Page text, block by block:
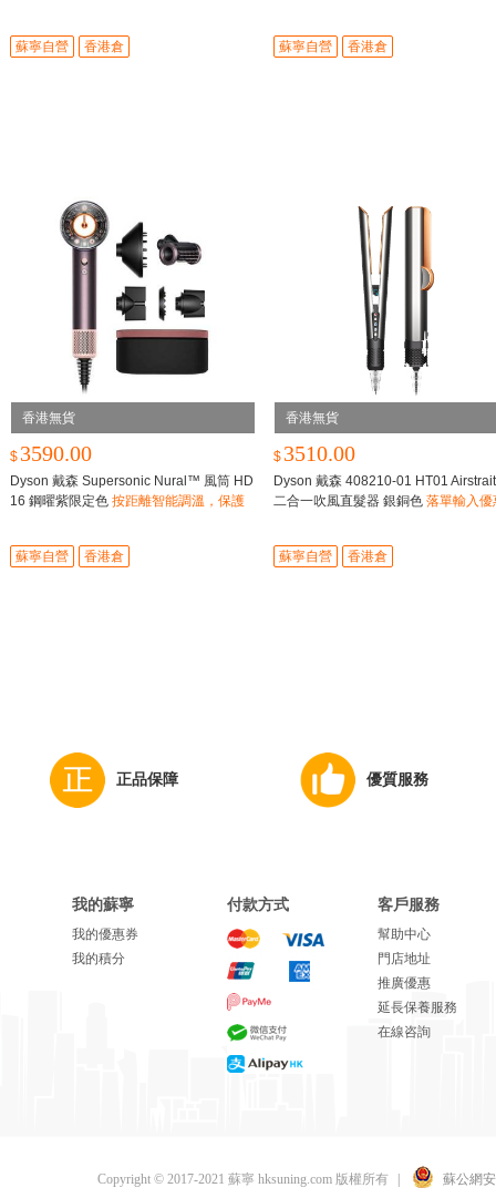
蘇寧自營 香港倉 蘇寧自營 香港倉
香港無貨
$ 3590.00
Dyson 戴森 Supersonic Nural™ 風筒 HD
16 鋼曜紫限定色 按距離智能調溫，保護
蘇寧自營 香港倉
香港無貨
$ 3510.00
Dyson 戴森 408210-01 HT01
二合一吹風直髮器 銀銅色 落單輸入優
蘇寧自營 香港倉
正品保障 優質服務
我的蘇寧
我的優惠券
我的積分
付款方式 客戶服務
幫助中心
門店地址
推廣優惠
延長保養服務
在線咨詢
Copyright © 2017-2021 蘇寧 hksuning.com 版權所有
蘇公網